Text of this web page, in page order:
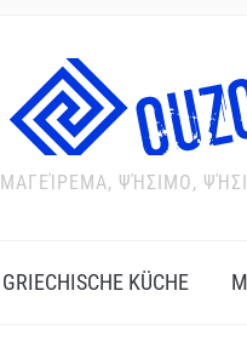
ΜΑΓΕΊΡΕΜΑ, ΨΉΣΙΜΟ,
GRIECHISCHE KÜCHE